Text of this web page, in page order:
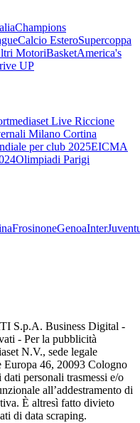
Champions
Calcio EsteroSupercoppa
MotoriBasketAmerica's
UP
Live Riccione
Milano Cortina
per club 2025EICMA
Olimpiadi Parigi
FrosinoneGenoaInter
S.p.A. Business Digital -
- Per la pubblicità
N.V., sede legale
46, 20093 Cologno
personali trasmessi e/o
all’addestramento di
È altresì fatto divieto
di data scraping.